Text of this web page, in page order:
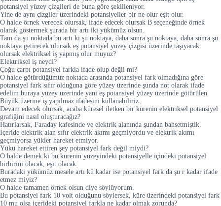
potansiyel yüzey çizgileri de buna göre şekilleniyor.
Yine de aynı çizgiler üzerindeki potansiyeller bir ne olur eşit olur.
O halde örnek verecek olursak, ifade edecek olursak B seçeneğinde örnek
olarak göstermek şurada bir artı iki yükümüz olsun.
Tam da şu noktada bu artı ki şu noktaya, daha sonra şu noktaya, daha sonra şu
noktaya getirecek olursak eş potansiyel yüzey çizgisi üzerinde taşıyacak
olursak elektriksel iş yapmış olur muyuz?
Elektriksel iş neydi?
Çoğu çarpı potansiyel farkla ifade olup değil mi?
O halde götürdüğümüz noktada arasında potansiyel fark olmadığına göre
potansiyel fark sıfır olduğuna göre yüzey üzerinde şunda not olarak ifade
edelim buraya yüzey üzerinde yani eş potansiyel yüzey üzerinde götürülen.
Büyük üzerine iş yapılmaz ifadesini kullanabiliriz.
Devam edecek olursak, acaba küresel iletken bir kürenin elektriksel potansiyel
grafiğini nasıl oluşturacağız?
Hatırlarsak, Faraday kafesinde ve elektrik alanında şundan bahsetmiştik.
İçeride elektrik alan sıfır elektrik akımı geçmiyordu ve elektrik akımı
geçmiyorsa yükler hareket etmiyor.
Yükü hareket ettiren şey potansiyel fark değil miydi?
O halde demek ki bu kürenin yüzeyindeki potansiyelle içindeki potansiyel
birbirini olacak, eşit olacak.
Buradaki yükümüz mesele artı kü kadar ise potansiyel fark da şu r kadar ifade
etmez miyiz?
O halde tamamen örnek olsun diye söylüyorum.
Bu potansiyel fark 10 volt olduğunu söylersek, küre üzerindeki potansiyel fark
10 mu olsa içerideki potansiyel farkla ne kadar olmak zorunda?